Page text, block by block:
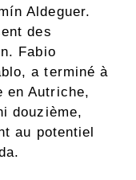
Aldeguer.
des
Fabio
a terminé à
en Autriche,
douzième,
au potentiel